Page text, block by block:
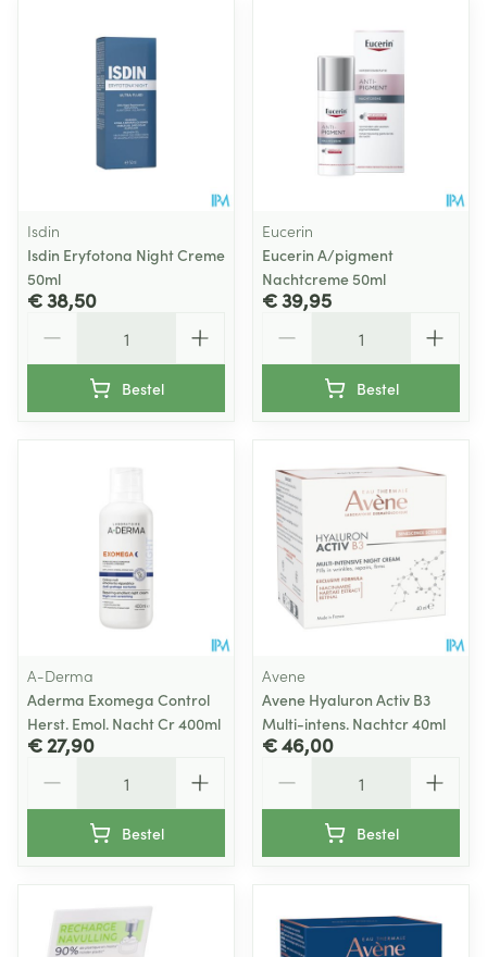
Isdin
Isdin Eryfotona Night Creme
50ml
€ 38,50
Bestel
Eucerin
Eucerin A/pigment
Nachtcreme 50ml
€ 39,95
Bestel
A-Derma
Aderma Exomega Control
Herst. Emol. Nacht Cr 400ml
€ 27,90
Bestel
Avene
Avene Hyaluron Activ B3
Multi-intens. Nachtcr 40ml
€ 46,00
Bestel